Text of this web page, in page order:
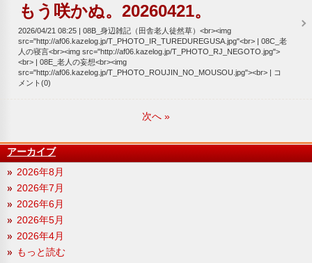
もう咲かぬ。20260421。
2026/04/21 08:25
08B_身辺雑記（田舎老人徒然草）<br><img
src="http://af06.kazelog.jp/T_PHOTO_IR_TUREDUREGUSA.jpg"<br>
08C_老
人の寝言<br><img src="http://af06.kazelog.jp/T_PHOTO_RJ_NEGOTO.jpg">
<br>
08E_老人の妄想<br><img
src="http://af06.kazelog.jp/T_PHOTO_ROUJIN_NO_MOUSOU.jpg"><br>
コ
メント(0)
次へ »
アーカイブ
2026年8月
2026年7月
2026年6月
2026年5月
2026年4月
もっと読む